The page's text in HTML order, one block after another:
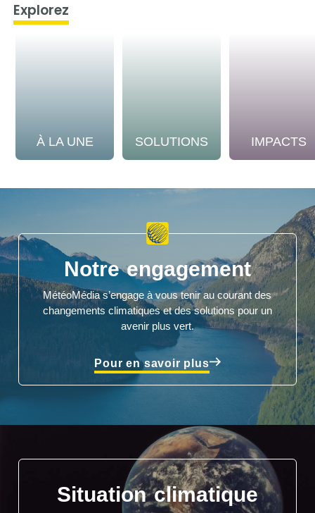
Explorez
À LA UNE SOLUTIONS IMPACTS
Notre engagement
MétéoMédia s’engage à vous tenir au courant des
changements climatiques et des solutions pour un
avenir plus vert.
Pour en savoir plus
Situation climatique